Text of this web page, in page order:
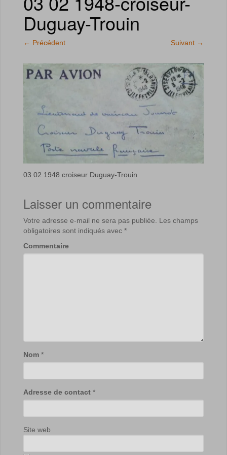
Duguay-Trouin
← Précédent Suivant →
03 02 1948 croiseur Duguay-Trouin
Laisser un commentaire
Votre adresse e-mail ne sera pas publiée.
Les champs
obligatoires sont indiqués avec *
Commentaire
Nom *
Adresse de contact *
Site web